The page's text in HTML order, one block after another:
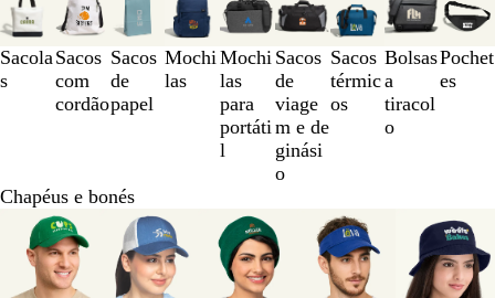
Sacola
s
Sacos
com
cordão
Sacos
de
papel
Mochi
las
Mochi
las
para
portáti
l
Sacos
de
viage
m e de
ginási
o
Sacos
térmic
os
Bolsas
a
tiracol
o
Pochet
es
a
3
de
Chapéus e bonés
Diapositivos